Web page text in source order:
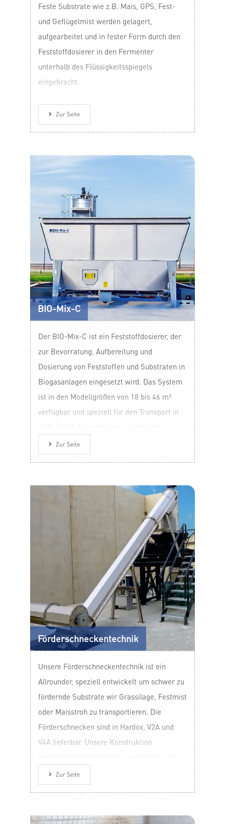
Feste Substrate wie z.B. Mais, GPS, Fest-
und Geflügelmist werden gelagert,
aufgearbeitet und in fester Form durch den
Feststoffdosierer in den Fermenter
unterhalb des Flüssigkeitsspiegels
eingebracht.
Zur Seite
BIO-Mix-C
Der BIO-Mix-C ist ein Feststoffdosierer, der
zur Bevorratung, Aufbereitung und
Dosierung von Feststoffen und Substraten in
Biogasanlagen eingesetzt wird. Das System
ist in den Modellgrößen von 18 bis 46 m³
verfügbar und speziell für den Transport in
Zur Seite
Förderschneckentechnik
Unsere Förderschneckentechnik ist ein
Allrounder, speziell entwickelt um schwer zu
fördernde Substrate wir Grassilage, Festmist
oder Maisstroh zu transportieren. Die
Förderschnecken sind in Hardox, V2A und
V4A lieferbar. Unsere Konstruktion
ATEX-Richtlinien.
Zur Seite